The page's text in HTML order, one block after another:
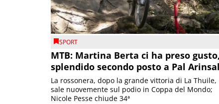
SPORT
MTB: Martina Berta ci ha preso gusto,
splendido secondo posto a Pal Arinsal
La rossonera, dopo la grande vittoria di La Thuile,
sale nuovemente sul podio in Coppa del Mondo;
Nicole Pesse chiude 34ª